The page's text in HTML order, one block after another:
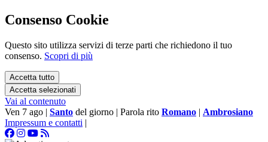
Consenso Cookie
Questo sito utilizza servizi di terze parti che richiedono il tuo
consenso. Scopri di più
Accetta tutto
Accetta selezionati
Vai al contenuto
Ven 7 ago | Santo del giorno | Parola rito Romano | Ambrosiano
Impressum e contatti |